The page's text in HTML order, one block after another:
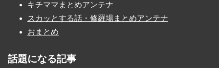
キチママまとめアンテナ
スカッとする話・修羅場まとめアンテナ
おまとめ
話題になる記事